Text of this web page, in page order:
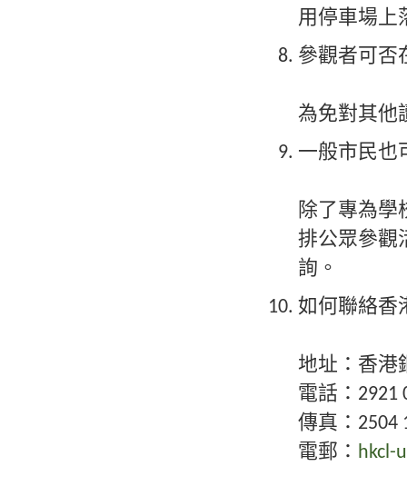
用停車場上
參觀者可否
為免對其他
一般市民也
除了專為學
排公眾參觀
詢。
如何聯絡香
地址：香港
電話：2921
傳真：2504
電郵： hkcl-